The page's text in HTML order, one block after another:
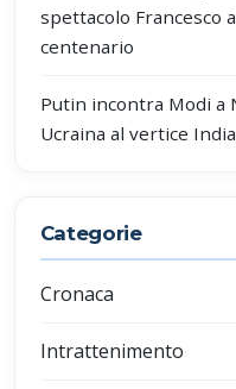
spettacolo Francesco
centenario
Putin incontra Modi a
Ucraina al vertice
Categorie
Cronaca
Intrattenimento